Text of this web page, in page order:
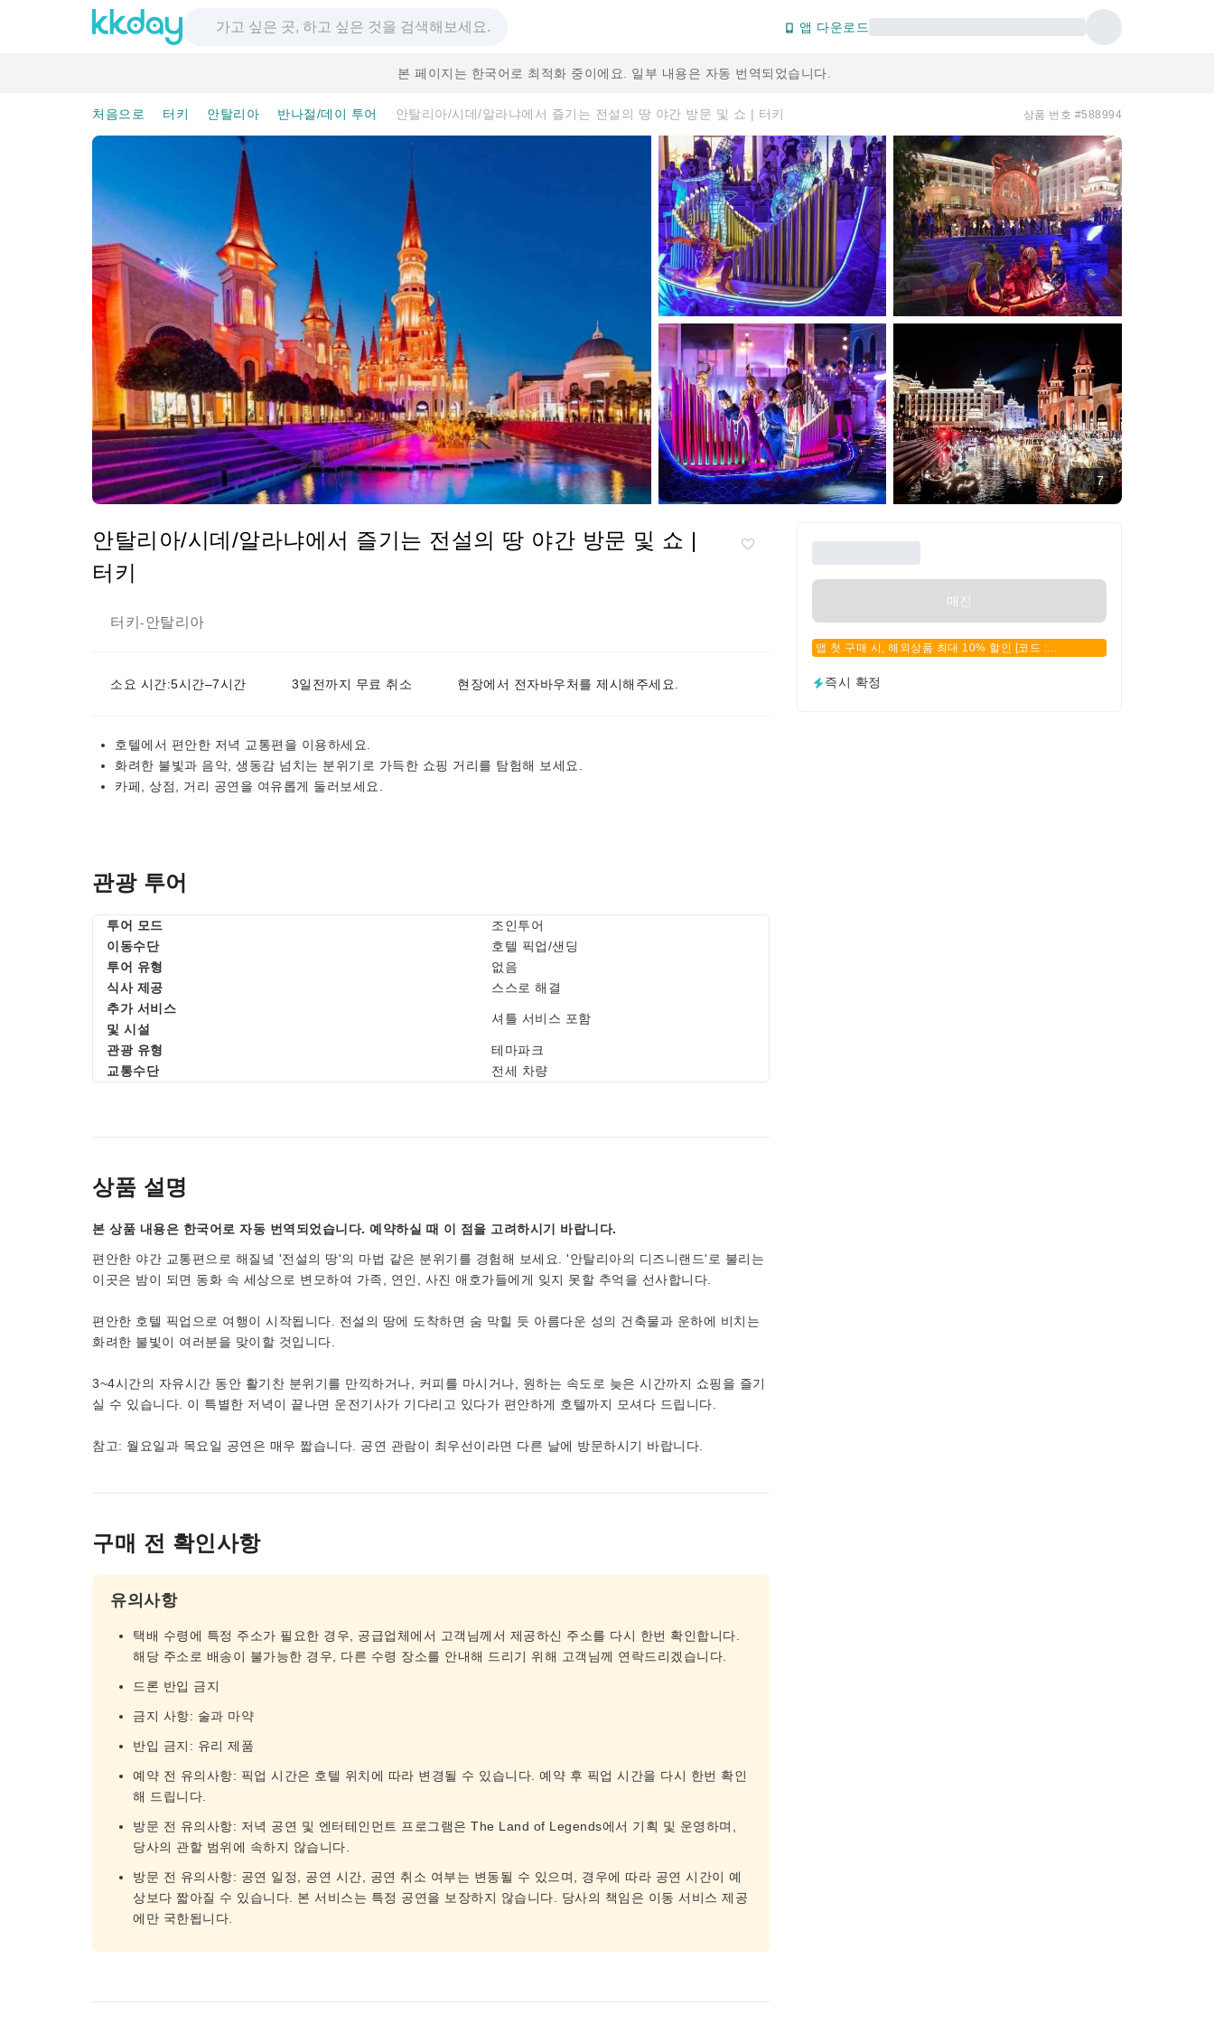
앱 다운로드
본 페이지는 한국어로 최적화 중이에요. 일부 내용은 자동 번역되었습니다.
처음으로 터키 안탈리아 반나절/데이 투어 안탈리아/시데/알라냐에서 즐기는 전설의 땅 야간 방문 및 쇼 | 터키 상품 번호 #588994
7
안탈리아/시데/알라냐에서 즐기는 전설의 땅 야간 방문 및 쇼 |
터키
터키 -안탈리아
소요 시간:5시간–7시간 3일전까지 무료 취소 현장에서 전자바우처를 제시해주세요.
호텔에서 편안한 저녁 교통편을 이용하세요.
화려한 불빛과 음악, 생동감 넘치는 분위기로 가득한 쇼핑 거리를 탐험해 보세요.
카페, 상점, 거리 공연을 여유롭게 둘러보세요.
매진
앱 첫 구매 시, 해외상품 최대 10% 할인 [코드 :
즉시 확정
관광 투어
투어 모드
조인투어
이동수단
호텔 픽업/샌딩
투어 유형
없음
식사 제공
스스로 해결
추가 서비스
및 시설
셔틀 서비스 포함
관광 유형
테마파크
교통수단
전세 차량
상품 설명
본 상품 내용은 한국어로 자동 번역되었습니다. 예약하실 때 이 점을 고려하시기 바랍니다.
편안한 야간 교통편으로 해질녘 '전설의 땅'의 마법 같은 분위기를 경험해 보세요. '안탈리아의 디즈니랜드'로 불리는
이곳은 밤이 되면 동화 속 세상으로 변모하여 가족, 연인, 사진 애호가들에게 잊지 못할 추억을 선사합니다.
편안한 호텔 픽업으로 여행이 시작됩니다. 전설의 땅에 도착하면 숨 막힐 듯 아름다운 성의 건축물과 운하에 비치는
화려한 불빛이 여러분을 맞이할 것입니다.
3~4시간의 자유시간 동안 활기찬 분위기를 만끽하거나, 커피를 마시거나, 원하는 속도로 늦은 시간까지 쇼핑을 즐기
실 수 있습니다. 이 특별한 저녁이 끝나면 운전기사가 기다리고 있다가 편안하게 호텔까지 모셔다 드립니다.
참고: 월요일과 목요일 공연은 매우 짧습니다. 공연 관람이 최우선이라면 다른 날에 방문하시기 바랍니다.
구매 전 확인사항
유의사항
택배 수령에 특정 주소가 필요한 경우, 공급업체에서 고객님께서 제공하신 주소를 다시 한번 확인합니다.
해당 주소로 배송이 불가능한 경우, 다른 수령 장소를 안내해 드리기 위해 고객님께 연락드리겠습니다.
드론 반입 금지
금지 사항: 술과 마약
반입 금지: 유리 제품
예약 전 유의사항: 픽업 시간은 호텔 위치에 따라 변경될 수 있습니다. 예약 후 픽업 시간을 다시 한번 확인
해 드립니다.
방문 전 유의사항: 저녁 공연 및 엔터테인먼트 프로그램은 The Land of Legends에서 기획 및 운영하며,
당사의 관할 범위에 속하지 않습니다.
방문 전 유의사항: 공연 일정, 공연 시간, 공연 취소 여부는 변동될 수 있으며, 경우에 따라 공연 시간이 예
상보다 짧아질 수 있습니다. 본 서비스는 특정 공연을 보장하지 않습니다. 당사의 책임은 이동 서비스 제공
에만 국한됩니다.